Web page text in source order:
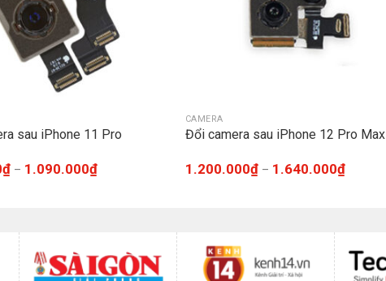
sau iPhone 11 Pro
₫– 1.090.000₫
CAMERA
Đổi camera sau iPhone 12 Pro Max
1.200.000₫– 1.640.000₫